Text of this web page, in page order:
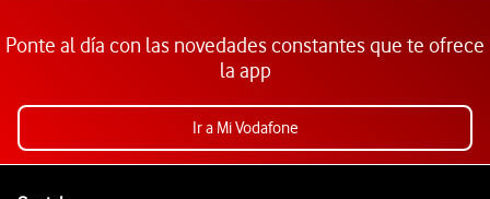
Ponte al día con las novedades constantes que te ofrece
la app
Ir a Mi Vodafone